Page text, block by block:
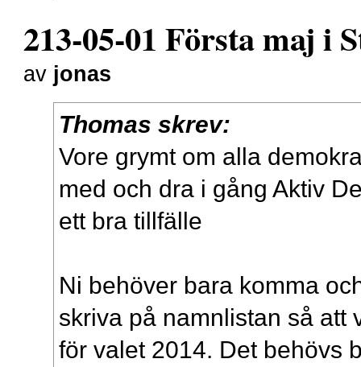
213-05-01 Första maj i
av jonas
Thomas skrev:
Vore grymt om alla
med och dra i gång Aktiv
ett bra tillfälle
Ni behöver bara komma
skriva på namnlistan så att
för valet 2014. Det behövs